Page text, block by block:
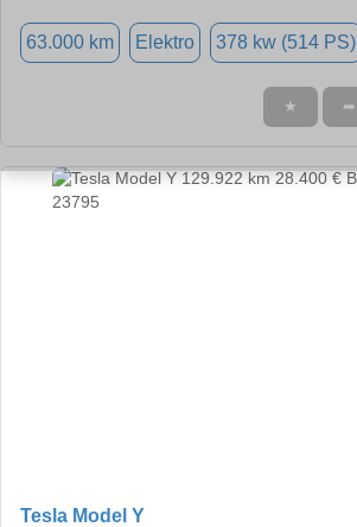
63.000 km Elektro 378 kw (514 PS)
★ ➦
Tesla Model Y